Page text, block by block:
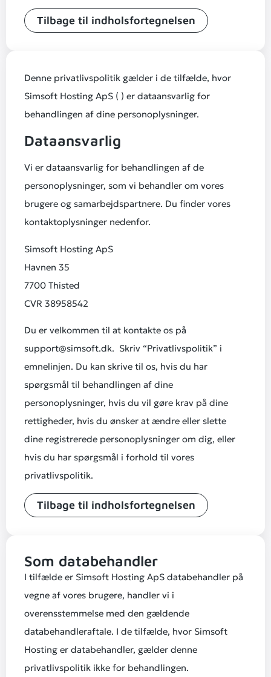
Tilbage til indholsfortegnelsen
Denne privatlivspolitik gælder i de tilfælde, hvor
Simsoft Hosting ApS ( ) er dataansvarlig for
behandlingen af dine personoplysninger.
Dataansvarlig
Vi er dataansvarlig for behandlingen af de
personoplysninger, som vi behandler om vores
brugere og samarbejdspartnere. Du finder vores
kontaktoplysninger nedenfor.
Simsoft Hosting ApS
Havnen 35
7700 Thisted
CVR 38958542
Du er velkommen til at kontakte os på
support@simsoft.dk. Skriv “Privatlivspolitik” i
emnelinjen. Du kan skrive til os, hvis du har
spørgsmål til behandlingen af dine
personoplysninger, hvis du vil gøre krav på dine
rettigheder, hvis du ønsker at ændre eller slette
dine registrerede personoplysninger om dig, eller
hvis du har spørgsmål i forhold til vores
privatlivspolitik.
Tilbage til indholsfortegnelsen
Som databehandler
I tilfælde er Simsoft Hosting ApS databehandler på
vegne af vores brugere, handler vi i
overensstemmelse med den gældende
databehandleraftale. I de tilfælde, hvor Simsoft
Hosting er databehandler, gælder denne
privatlivspolitik ikke for behandlingen.